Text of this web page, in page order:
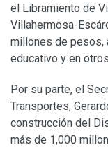
el Libramiento de
Villahermosa-
millones de pesos,
educativo y en
Por su parte, el
Transportes,
construcción del
más de 1,000